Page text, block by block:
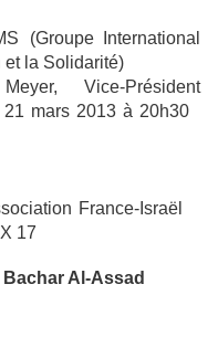
(Groupe International
la Solidarité)
Vice-Président
mars 2013 à 20h30
France-Israël
17
Al-Assad